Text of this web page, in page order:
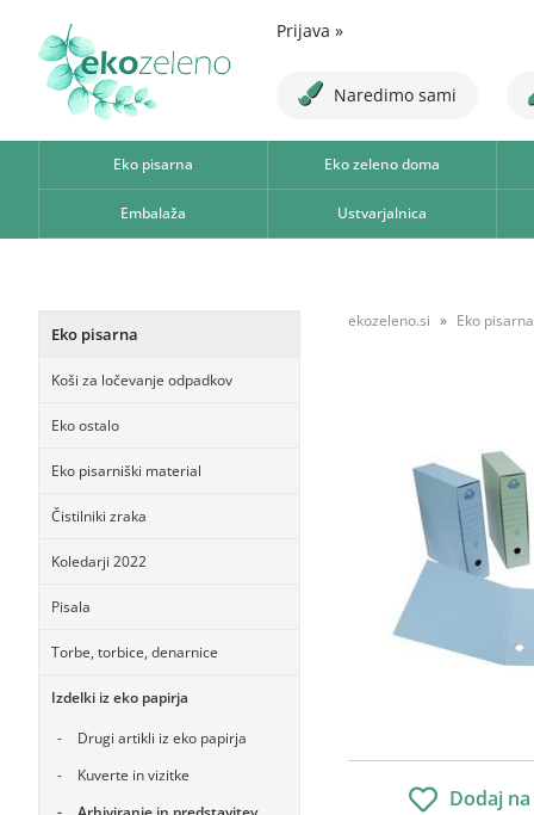
Prijava »
Naredimo sami
Eko pisarna Eko zeleno doma
Embalaža Ustvarjalnica
Eko pisarna
Koši za ločevanje odpadkov
Eko ostalo
Eko pisarniški material
Čistilniki zraka
Koledarji 2022
Pisala
Torbe, torbice, denarnice
Izdelki iz eko papirja
Drugi artikli iz eko papirja
Kuverte in vizitke
ekozeleno.si Eko pisarna
Dodaj